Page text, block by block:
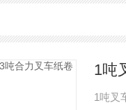
1吨
1吨叉